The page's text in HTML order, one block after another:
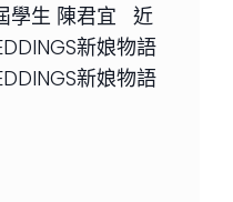
學生 陳君宜 近
新娘物語
新娘物語